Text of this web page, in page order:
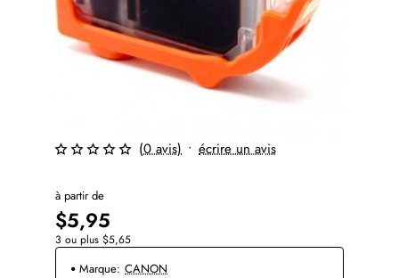
⭐️ Top Brand
(0 avis) • écrire un avis
à partir de
$5,95
3 ou plus $5,65
Marque: CANON